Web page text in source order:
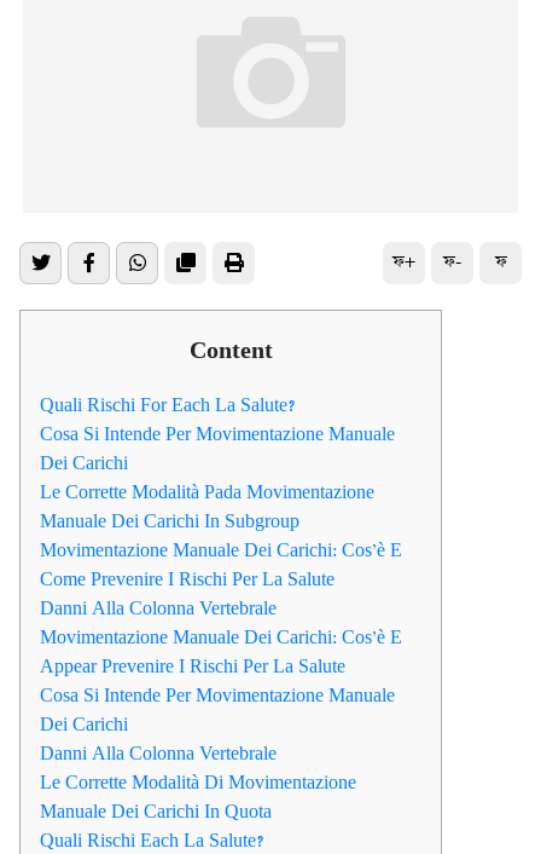
ফ+ ফ- ফ
Content
Quali Rischi For Each La Salute?
Cosa Si Intende Per Movimentazione Manuale
Dei Carichi
Le Corrette Modalità Pada Movimentazione
Manuale Dei Carichi In Subgroup
Movimentazione Manuale Dei Carichi: Cos’è E
Come Prevenire I Rischi Per La Salute
Danni Alla Colonna Vertebrale
Movimentazione Manuale Dei Carichi: Cos’è E
Appear Prevenire I Rischi Per La Salute
Cosa Si Intende Per Movimentazione Manuale
Dei Carichi
Danni Alla Colonna Vertebrale
Le Corrette Modalità Di Movimentazione
Manuale Dei Carichi In Quota
Quali Rischi Each La Salute?